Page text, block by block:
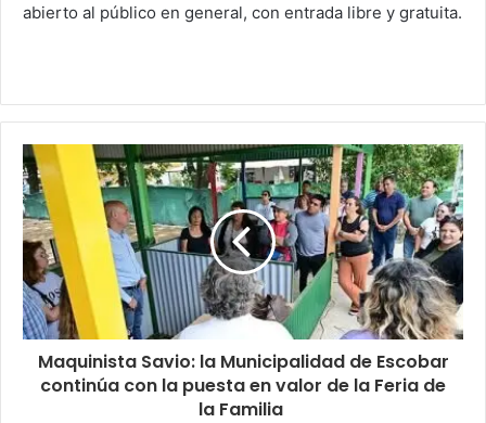
abierto al público en general, con entrada libre y gratuita.
Maquinista Savio: la Municipalidad de Escobar
continúa con la puesta en valor de la Feria de
la Familia